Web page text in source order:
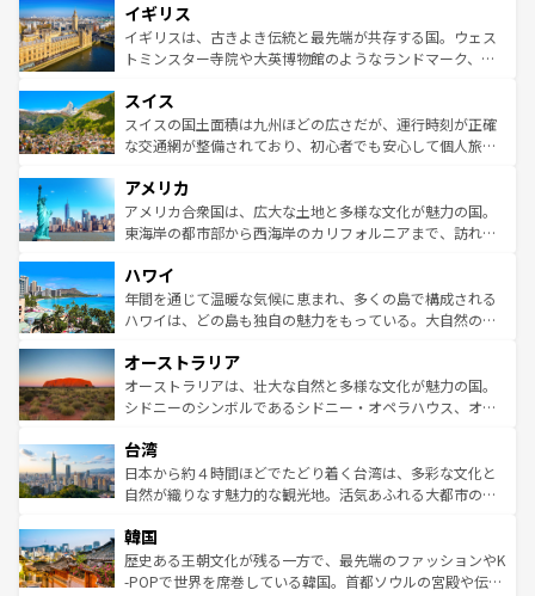
いる。シャンパンの発祥地であるランス、プロヴァンスの
香り高いラベンダー畑など、多彩な楽しみ方が可能だ。さ
らに、パリ以外の地域にも魅力が溢れており、どの街角に
れる地方に足を運ぶとそれぞれで全く異なる文化を体験で
きるだろう。 なお、新着のフランス情報はコンテンツ一覧
を参照してほしい。
顔を持つこの国は、どこを歩いても飽きることがない。ベ
ルリンの文化的活気、バイエルン州のアルプスの絶景、そ
してライン川沿いのワイン畑といった風景は必見。ビール
は、お酒好きな人にはぜひ体験してほしい。 なお、新着の
ドイツ情報はコンテンツ一覧を参照してほしい。
イギリス
イギリスは、古きよき伝統と最先端が共存する国。ウェス
トミンスター寺院や大英博物館のようなランドマーク、歴
リアごとに異なる魅力がある。また、優雅なアフタヌーン
ティー、ビール好きにはたまらない英国パブ、サッカー観
戦など、本場だからこそできる体験も豊富。イギリスを旅
ンツ一覧を参照してほしい。
スイス
スイスの国土面積は九州ほどの広さだが、運行時刻が正確
な交通網が整備されており、初心者でも安心して個人旅行
の建物がそのまま残る町や、スイスならではのユニークな
博物館もあり、アルプス観光だけでなく町歩きも満喫する
ことができる。国民の所得が高いため物価も高いが、旅行
ば市内交通費無料で観光を楽しむこともできる。 なお、新
着のスイス情報はコンテンツ一覧 を参照してほしい。
アメリカ
アメリカ合衆国は、広大な土地と多様な文化が魅力の国。
東海岸の都市部から西海岸のカリフォルニアまで、訪れる
のような巨大都市は、観光、ショッピング、エンターテイ
ンメントが詰まった刺激的なスポットだ。一方、アメリカ
西部には大自然が広がり、グランドキャニオンやイエロー
部のニューオーリンズでは、音楽と美食が融合した独特の
文化が魅力。旅行者はアメリカの各地域で異なる魅力を楽
しみながら、その多様性と豊かな歴史を感じることができ
ならではの贅沢な旅のスタイルだ。 なお、新着のアメリカ
情報はコンテンツ一覧を参照してほしい。
ハワイ
年間を通じて温暖な気候に恵まれ、多くの島で構成される
ハワイは、どの島も独自の魅力をもっている。大自然の神
ワイ島は見逃せない。また、定番の観光地といえばオアフ
島だが、静かな自然を求めるならマウイ島やカウアイ島が
おすすめ。エメラルドグリーンに輝く海をはじめ、豊かな
れるおもてなしの心で訪れる人々を迎えてくれるハワイの
人々、おいしいローカルフードやハワイアンミュージッ
ク、伝統的なフラダンスなど、すべてがハワイの魅力を彩
ワイを、存分に味わってほしい。 なお、新着のハワイ情報
はコンテンツ一覧を参照してほしい。
オーストラリア
オーストラリアは、壮大な自然と多様な文化が魅力の国。
シドニーのシンボルであるシドニー・オペラハウス、オー
リアリーフや大陸中央部にそびえるウルル（エアーズロッ
ク）、タスマニアの美しい原生林やケアンズの熱帯雨林な
ど、見どころがたくさん。また、カフェやワイン、オージ
いる。アクティビティも充実しており、サーフィンやダイ
ビング、ハイキングなど、アウトドア好きにはたまらな
い。オーストラリアの多彩な魅力を存分に味わいつくそ
台湾
日本から約４時間ほどでたどり着く台湾は、多彩な文化と
自然が織りなす魅力的な観光地。活気あふれる大都市の台
ン）、静ひつな山岳地帯である台湾東部など、都市の喧騒
と山間の静けさが共存しており、訪れる人に新しい発見と
驚きをもたらしてくれる。また、奥深い台湾の食文化も魅
韓国
歴史ある王朝文化が残る一方で、最先端のファッションやK
-POPで世界を席巻している韓国。首都ソウルの宮殿や伝統